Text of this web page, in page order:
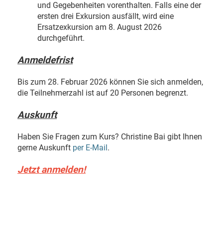
und Gegebenheiten vorenthalten. Falls eine der
ersten drei Exkursion ausfällt, wird eine
Ersatzexkursion am 8. August 2026
durchgeführt.
Anmeldefrist
Bis zum 28. Februar 2026 können Sie sich anmelden,
die Teilnehmerzahl ist auf 20 Personen begrenzt.
Auskunft
Haben Sie Fragen zum Kurs? Christine Bai gibt Ihnen
gerne Auskunft per E-Mail .
Jetzt anmelden!